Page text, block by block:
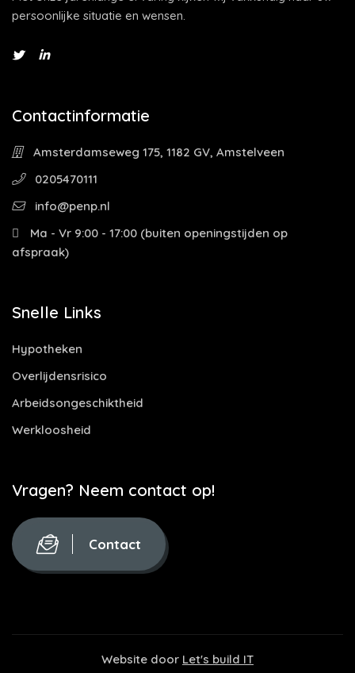
persoonlijke situatie en wensen.
Contactinformatie
Amsterdamseweg 175, 1182 GV, Amstelveen
0205470111
info@penp.nl
Ma - Vr 9:00 - 17:00 (buiten openingstijden op
afspraak)
Snelle Links
Hypotheken
Overlijdensrisico
Arbeidsongeschiktheid
Werkloosheid
Vragen? Neem contact op!
Contact
Website door Let's build IT